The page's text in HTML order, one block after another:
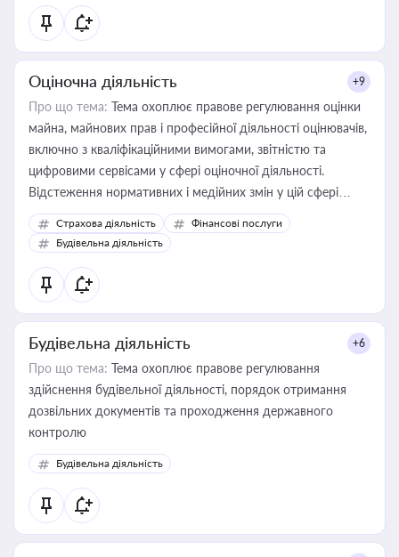
Оціночна діяльність +9
Про що тема: Тема охоплює правове регулювання оцінки
майна, майнових прав і професійної діяльності оцінювачів,
включно з кваліфікаційними вимогами, звітністю та
цифровими сервісами у сфері оціночної діяльності.
Відстеження нормативних і медійних змін у цій сфері
корисне для власника бізнесу, керівника, юриста або
бухгалтера під час оподаткування, приватизації, оренди
державного майна, корпоративних угод і перевірки
статусу суб'єктів оціночної діяльності
Страхова діяльність
Фінансові послуги
Будівельна діяльність
Будівельна діяльність +6
Про що тема: Тема охоплює правове регулювання
здійснення будівельної діяльності, порядок отримання
дозвільних документів та проходження державного
контролю
Будівельна діяльність